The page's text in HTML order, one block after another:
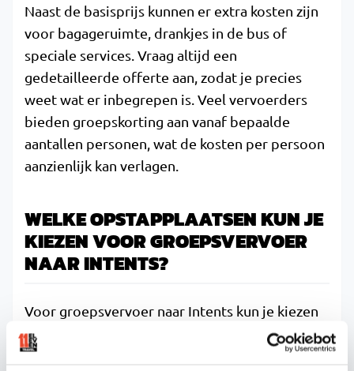
Naast de basisprijs kunnen er extra kosten zijn
voor bagageruimte, drankjes in de bus of
speciale services. Vraag altijd een
gedetailleerde offerte aan, zodat je precies
weet wat er inbegrepen is. Veel vervoerders
bieden groepskorting aan vanaf bepaalde
aantallen personen, wat de kosten per persoon
aanzienlijk kan verlagen.
WELKE OPSTAPPLAATSEN KUN JE
KIEZEN VOOR GROEPSVERVOER
NAAR INTENTS?
Voor groepsvervoer naar Intents kun je kiezen
uit opstapplaatsen in alle grote Nederlandse
steden, waaronder Amsterdam, Rotterdam,